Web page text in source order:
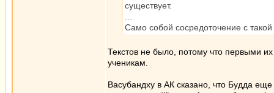
существует.
Само собой сосредоточение с
Текстов не было, потому что первыми
ученикам.
Васубандху в АК сказано, что Будда